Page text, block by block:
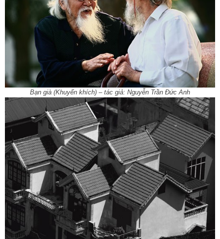
Bạn già (Khuyến khích) – tác giả: Nguyễn Trần Đức Anh